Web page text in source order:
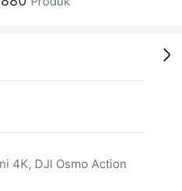
4K, DJI Osmo Action